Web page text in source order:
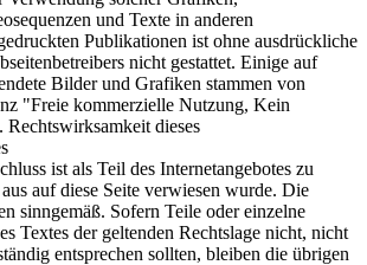
und Texte in anderen
Publikationen ist ohne ausdrückliche
nicht gestattet. Einige auf
Bilder und Grafiken stammen von
"Freie kommerzielle Nutzung, Kein
dieses
ist als Teil des Internetangebotes zu
auf diese Seite verwiesen wurde. Die
sinngemäß. Sofern Teile oder einzelne
Textes der geltenden Rechtslage nicht, nicht
entsprechen sollten, bleiben die übrigen